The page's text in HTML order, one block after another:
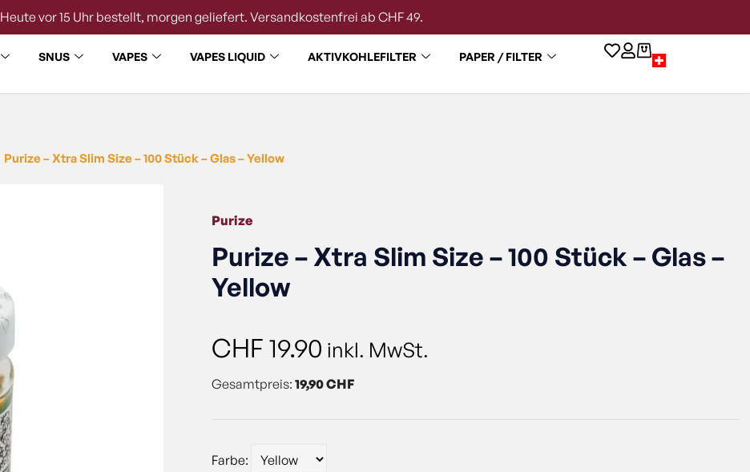
Heute vor 15 Uhr bestellt, morgen geliefert. Versandkostenfrei ab CHF 49.
SNUS VAPES VAPES LIQUID AKTIVKOHLEFILTER PAPER / FILTER
Purize – Xtra Slim Size – 100 Stück – Glas – Yellow
Purize
Purize – Xtra Slim Size – 100 Stück – Glas –
Yellow
CHF 19.90 inkl. MwSt.
Gesamtpreis: 19,90 CHF
Farbe: